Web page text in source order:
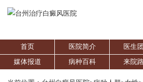
首页 医院简介 医生
媒体报道 病种百科 来院